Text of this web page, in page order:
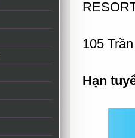
105
Hạn